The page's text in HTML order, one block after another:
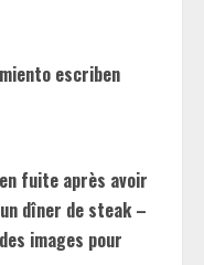
escriben
fuite après avoir
dîner de steak –
images pour